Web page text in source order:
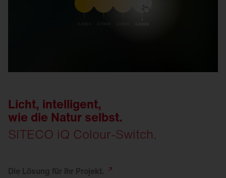
Licht, intelligent,
wie die Natur selbst.
SITECO iQ Colour-Switch.
Die Lösung für Ihr Projekt.